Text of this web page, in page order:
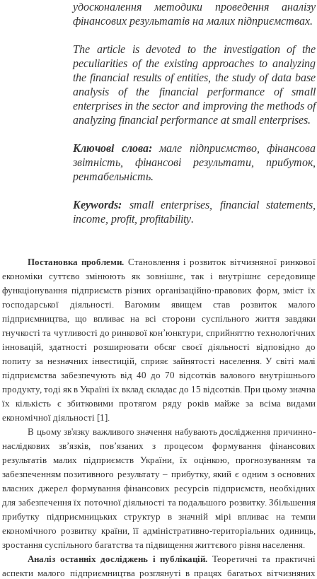
удосконалення методики проведення аналізу
фінансових результатів на малих підприємствах.
The article is devoted to the investigation of the
peculiarities of the existing approaches to analyzing
the financial results of entities, the study of data base
analysis of the financial performance of small
enterprises in the sector and improving the methods of
analyzing financial performance at small enterprises.
Ключові слова:мале підприємство, фінансова
звітність, фінансові результати, прибуток,
рентабельність.
Keywords: small enterprises, financial statements,
income, profit, profitability.
Постановка проблеми. Становлення і розвиток вітчизняної ринкової
економіки суттєво змінюють як зовнішнє, так і внутрішнє середовище
функціонування підприємств різних організаційно-правових форм, зміст їх
господарської діяльності. Вагомим явищем став розвиток малого
підприємництва, що впливає на всі сторони суспільного життя завдяки
гнучкості та чутливості до ринкової кон’юнктури, сприйняттю технологічних
інновацій, здатності розширювати обсяг своєї діяльності відповідно до
попиту за незначних інвестицій, сприяє зайнятості населення. У світі малі
підприємства забезпечують від 40 до 70 відсотків валового внутрішнього
продукту, тоді як в Україні їх вклад складає до 15 відсотків. При цьому значна
їх кількість є збитковими протягом ряду років майже за всіма видами
економічної діяльності [1].
В цьому зв'язку важливого значення набувають дослідження причинно-
наслідкових зв’язків, пов’язаних з процесом формування фінансових
результатів малих підприємств України, їх оцінкою, прогнозуванням та
забезпеченням позитивного результату – прибутку, який є одним з основних
власних джерел формування фінансових ресурсів підприємств, необхідних
для забезпечення їх поточної діяльності та подальшого розвитку. Збільшення
прибутку підприємницьких структур в значній мірі впливає на темпи
економічного розвитку країни, її адміністративно-територіальних одиниць,
зростання суспільного багатства та підвищення життєвого рівня населення.
Аналіз останніх досліджень і публікацій. Теоретичні та практичні
аспекти малого підприємництва розглянуті в працях багатьох вітчизняних